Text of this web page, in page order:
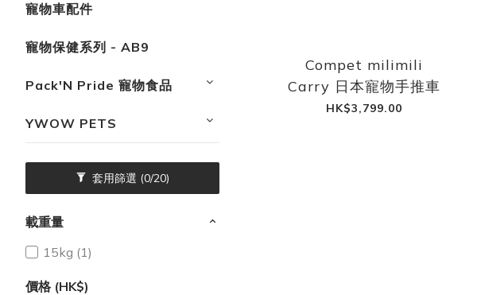
寵物車配件
寵物保健系列 - AB9
Pack'N Pride 寵物食品
YWOW PETS
套用篩選 (0/20)
載重量
1​​5kg (1)
價格 (HK$)
Compet milimili
Carry 日本寵物手推車
HK$3,799.00